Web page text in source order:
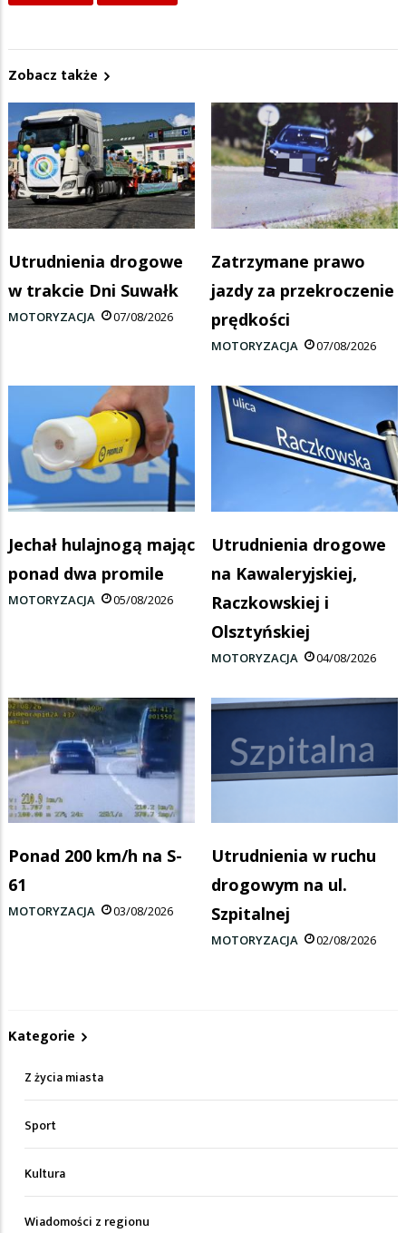
Zobacz także
Utrudnienia drogowe
w trakcie Dni Suwałk
MOTORYZACJA 07/08/2026
Zatrzymane prawo
jazdy za przekroczenie
prędkości
MOTORYZACJA 07/08/2026
Jechał hulajnogą mając
ponad dwa promile
MOTORYZACJA 05/08/2026
Utrudnienia drogowe
na Kawaleryjskiej,
Raczkowskiej i
Olsztyńskiej
MOTORYZACJA 04/08/2026
Ponad 200 km/h na S-
61
MOTORYZACJA 03/08/2026
Utrudnienia w ruchu
drogowym na ul.
Szpitalnej
MOTORYZACJA 02/08/2026
Kategorie
Z życia miasta
Sport
Kultura
Wiadomości z regionu